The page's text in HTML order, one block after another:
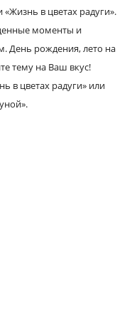
в цветах радуги».
моменты и
День рождения, лето на
тему на Ваш вкус!
в цветах радуги» или